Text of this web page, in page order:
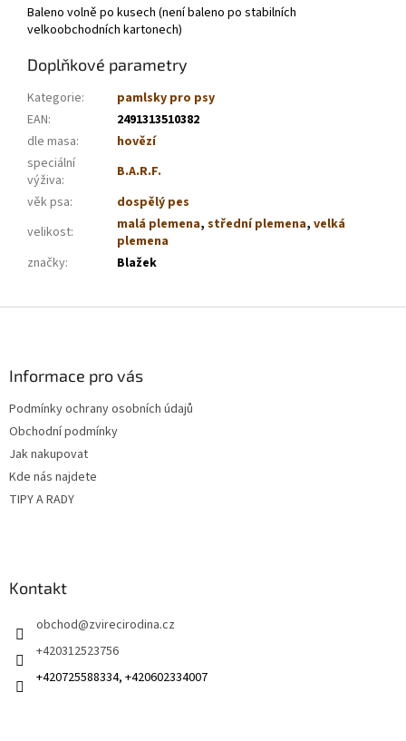
Baleno volně po kusech (není baleno po stabilních
velkoobchodních kartonech)
Doplňkové parametry
Kategorie:
pamlsky pro psy
EAN:
2491313510382
dle masa:
hovězí
speciální
výživa:
B.A.R.F.
věk psa:
dospělý pes
velikost: malá plemena, střední plemena, velká
plemena
značky: Blažek
Informace pro vás
Podmínky ochrany osobních údajů
Obchodní podmínky
Jak nakupovat
Kde nás najdete
TIPY A RADY
Kontakt
obchod@zvirecirodina.cz
+420312523756
+420725588334, +420602334007